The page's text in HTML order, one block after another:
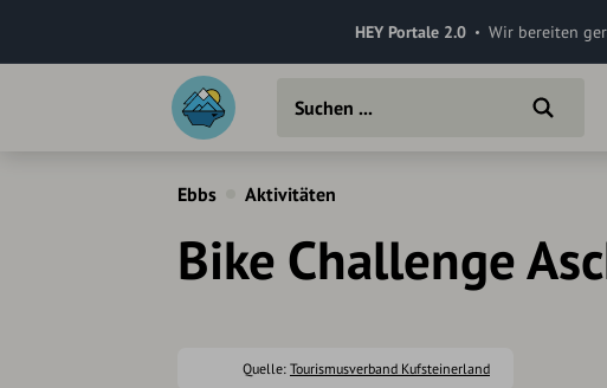
HEY Portale 2.0 Wir bereiten
Ebbs Aktivitäten
Bike Challenge
Quelle: Tourismusverband Kufsteinerland